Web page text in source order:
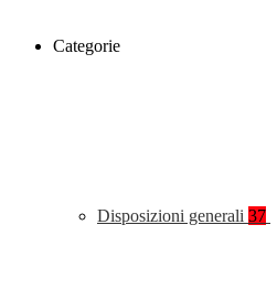
Categorie
Disposizioni generali 37